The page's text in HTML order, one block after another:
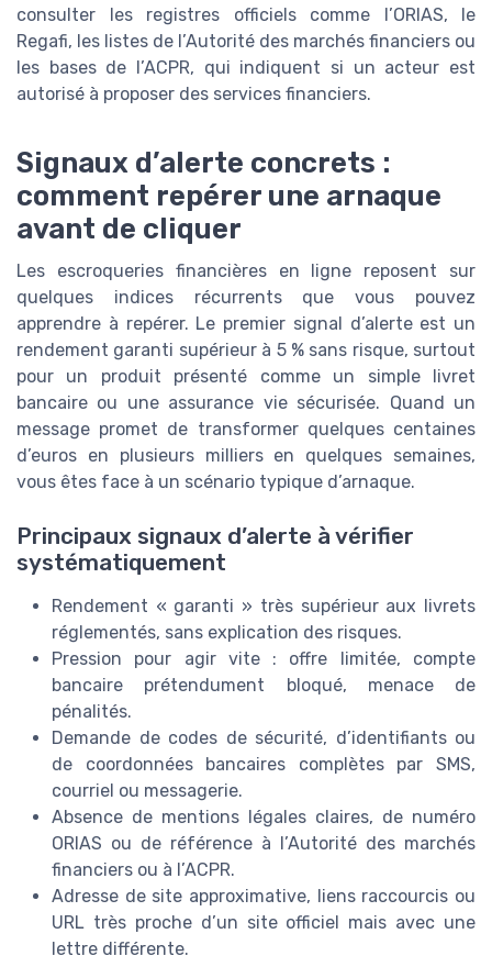
consulter les registres officiels comme l’ORIAS, le
Regafi, les listes de l’Autorité des marchés financiers ou
les bases de l’ACPR, qui indiquent si un acteur est
autorisé à proposer des services financiers.
Signaux d’alerte concrets :
comment repérer une arnaque
avant de cliquer
Les escroqueries financières en ligne reposent sur
quelques indices récurrents que vous pouvez
apprendre à repérer. Le premier signal d’alerte est un
rendement garanti supérieur à 5 % sans risque, surtout
pour un produit présenté comme un simple livret
bancaire ou une assurance vie sécurisée. Quand un
message promet de transformer quelques centaines
d’euros en plusieurs milliers en quelques semaines,
vous êtes face à un scénario typique d’arnaque.
Principaux signaux d’alerte à vérifier
systématiquement
Rendement « garanti » très supérieur aux livrets
réglementés, sans explication des risques.
Pression pour agir vite : offre limitée, compte
bancaire prétendument bloqué, menace de
pénalités.
Demande de codes de sécurité, d’identifiants ou
de coordonnées bancaires complètes par SMS,
courriel ou messagerie.
Absence de mentions légales claires, de numéro
ORIAS ou de référence à l’Autorité des marchés
financiers ou à l’ACPR.
Adresse de site approximative, liens raccourcis ou
URL très proche d’un site officiel mais avec une
lettre différente.